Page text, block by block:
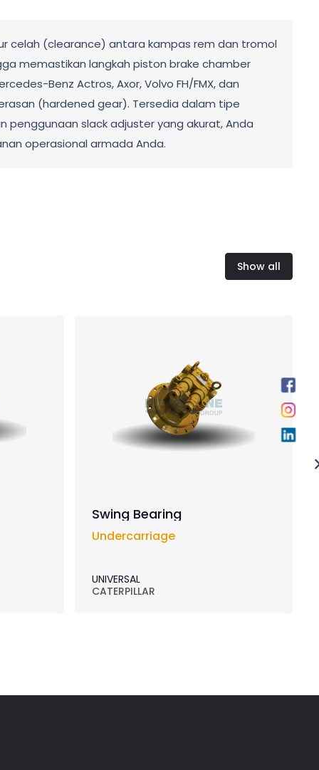
celah (clearance) antara kampas rem dan tromol
memastikan langkah piston brake chamber
Benz Actros, Axor, Volvo FH/FMX, dan
(hardened gear). Tersedia dalam tipe
penggunaan slack adjuster yang akurat, Anda
operasional armada Anda.
Show all
Swing Bearing
Undercarriage
UNIVERSAL
CATERPILLAR